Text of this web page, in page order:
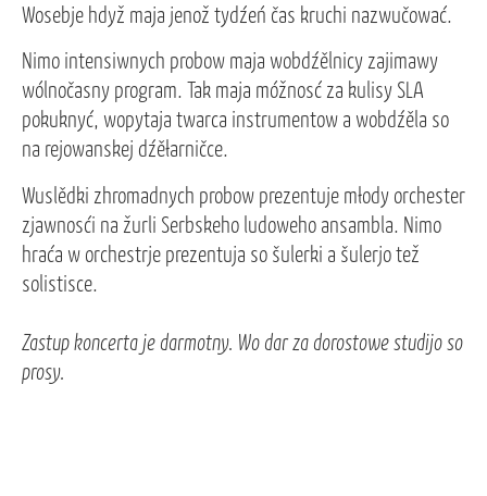
Wosebje hdyž maja jenož tydźeń čas kruchi nazwučować.
Nimo intensiwnych probow maja wobdźělnicy zajimawy
wólnočasny program. Tak maja móžnosć za kulisy SLA
pokuknyć, wopytaja twarca instrumentow a wobdźěla so
na rejowanskej dźěłarničce.
Wuslědki zhromadnych probow prezentuje młody orchester
zjawnosći na žurli Serbskeho ludoweho ansambla. Nimo
hraća w orchestrje prezentuja so šulerki a šulerjo tež
solistisce.
Zastup koncerta je darmotny. Wo dar za dorostowe studijo so
prosy.